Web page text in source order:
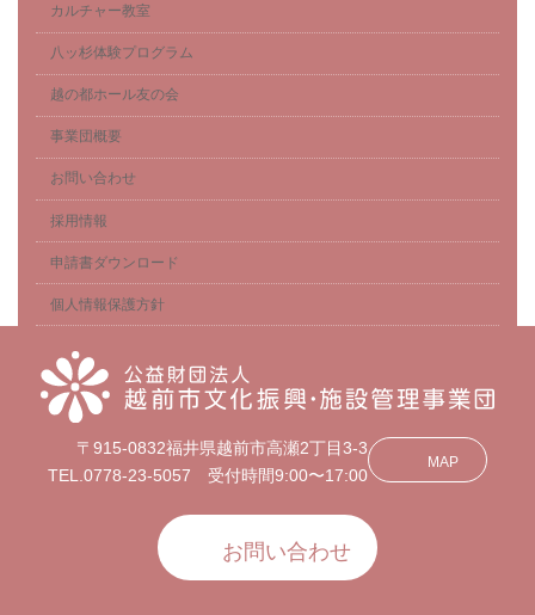
カルチャー教室
八ッ杉体験プログラム
越の都ホール友の会
事業団概要
お問い合わせ
採用情報
申請書ダウンロード
個人情報保護方針
〒915-0832福井県越前市高瀬2丁目3-3
TEL.0778-23-5057 受付時間9:00〜17:00
MAP
お問い合わせ